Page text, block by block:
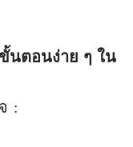
นตอนง่าย ๆ ใน
: